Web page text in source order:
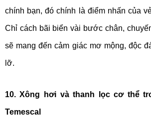
chính bạn, đó chính là điểm nhấn của
Chỉ cách bãi biển vài bước chân,
sẽ mang đến cảm giác mơ mộng, độc
lỡ.
10. Xông hơi và thanh lọc cơ thể
Temescal